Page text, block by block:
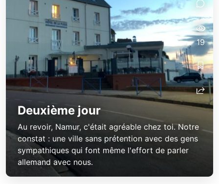
Deuxième jour
Au revoir, Namur, c'était agréable chez toi. Notre
constat : une ville sans prétention avec des gens
sympathiques qui font même l'effort de parler
allemand avec nous.
19